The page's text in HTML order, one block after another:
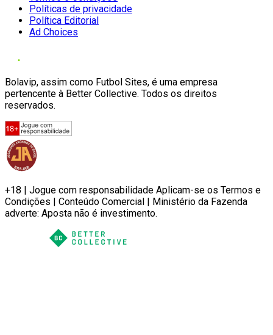
Políticas de privacidade
Política Editorial
Ad Choices
Bolavip, assim como Futbol Sites, é uma empresa
pertencente à Better Collective. Todos os direitos
reservados.
+18 | Jogue com responsabilidade Aplicam-se os Termos e
Condições | Conteúdo Comercial | Ministério da Fazenda
adverte: Aposta não é investimento.